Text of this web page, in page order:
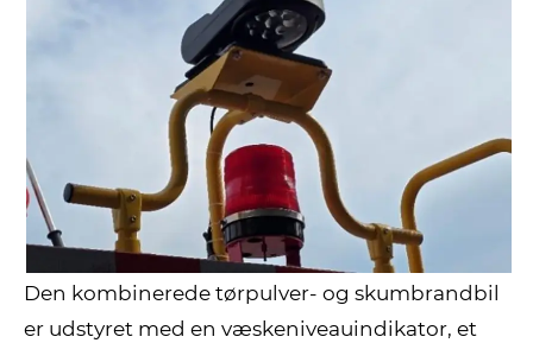
Den kombinerede tørpulver- og skumbrandbil
er udstyret med en væskeniveauindikator, et